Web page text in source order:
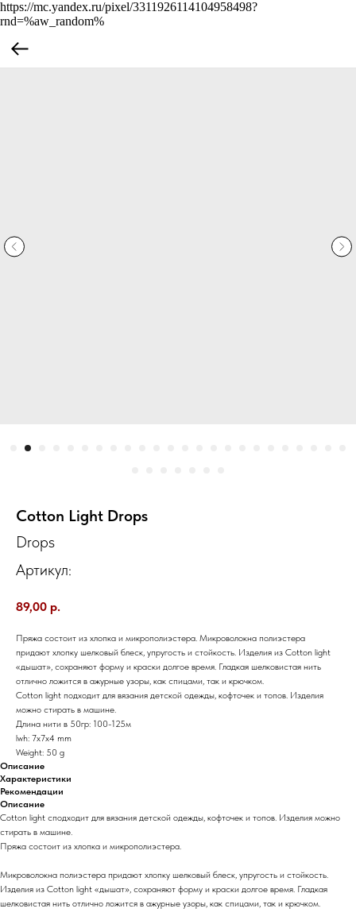
https://mc.yandex.ru/pixel/3311926114104958498?
rnd=%aw_random%
Cotton Light Drops
Drops
Артикул:
89,00 р.
Пряжа состоит из хлопка и микрополиэстера. Микроволокна полиэстера
придают хлопку шелковый блеск, упругость и стойкость. Изделия из Cotton light
«дышат», сохраняют форму и краски долгое время. Гладкая шелковистая нить
отлично ложится в ажурные узоры, как спицами, так и крючком.
Cotton light подходит для вязания детской одежды, кофточек и топов. Изделия
можно стирать в машине.
Длина нити в 50гр: 100-125м
lwh: 7x7x4 mm
Weight: 50 g
Описание
Характеристики
Рекомендации
Описание
Cotton light сподходит для вязания детской одежды, кофточек и топов. Изделия можно
стирать в машине.
Пряжа состоит из хлопка и микрополиэстера.
Микроволокна полиэстера придают хлопку шелковый блеск, упругость и стойкость.
Изделия из Cotton light «дышат», сохраняют форму и краски долгое время. Гладкая
шелковистая нить отлично ложится в ажурные узоры, как спицами, так и крючком.